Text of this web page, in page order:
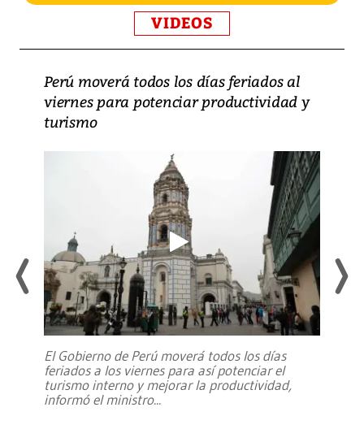
VIDEOS
Perú moverá todos los días feriados al
viernes para potenciar productividad y
turismo
El Gobierno de Perú moverá todos los días
feriados a los viernes para así potenciar el
turismo interno y mejorar la productividad,
informó el ministro...